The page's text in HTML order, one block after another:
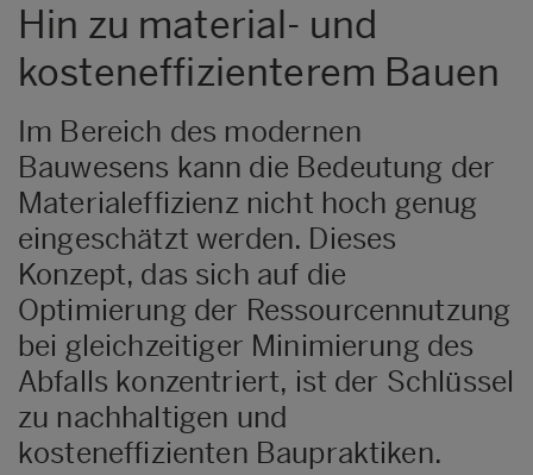
Hin zu material- und
kosteneffizienterem Bauen
Im Bereich des modernen
Bauwesens kann die Bedeutung der
Materialeffizienz nicht hoch genug
eingeschätzt werden. Dieses
Konzept, das sich auf die
Optimierung der Ressourcennutzung
bei gleichzeitiger Minimierung des
Abfalls konzentriert, ist der Schlüssel
zu nachhaltigen und
kosteneffizienten Baupraktiken.